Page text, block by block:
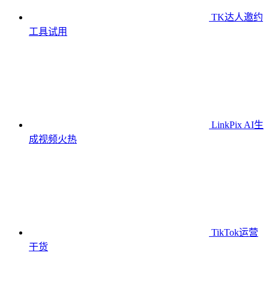
TK达人邀约
工具试用
LinkPix AI生
成视频火热
TikTok运营
干货